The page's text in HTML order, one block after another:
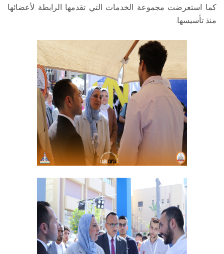
كما استعرضت مجموعة الخدمات التي تقدمها الرابطة لأعضائها
منذ تأسيسها.